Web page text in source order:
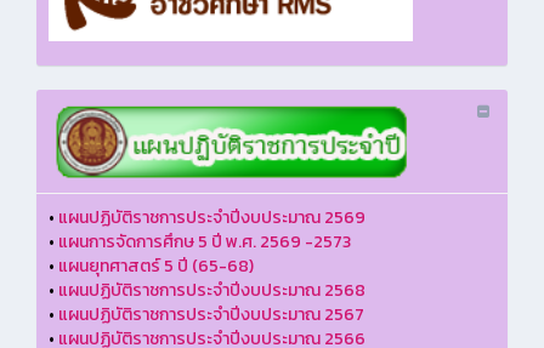
• แผนปฏิบัติราชการประจำปีงบประมาณ 2569
• แผนการจัดการศึกษ 5 ปี พ.ศ. 2569 -2573
• แผนยุทศาสตร์ 5 ปี (65-68)
• แผนปฏิบัติราชการประจำปีงบประมาณ 2568
• แผนปฏิบัติราชการประจำปีงบประมาณ 2567
• แผนปฏิบัติราชการประจำปีงบประมาณ 2566